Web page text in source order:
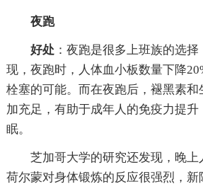
夜跑
好处 ：夜跑是很多上班族的选
现，夜跑时，人体血小板数量下降
栓塞的可能。而在夜跑后，褪黑素和
加充足，有助于成年人的免疫力提
眠。
芝加哥大学的研究还发现，晚
荷尔蒙对身体锻炼的反应很强烈，